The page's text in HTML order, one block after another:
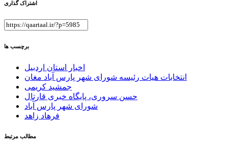
اشتراک گذاری
برچسب ها
اخبار استان اردبیل
انتخابات هیات رئیسه شورای شهر پارس آباد مغان
جمشید کریمی
حسن سروری، پایگاه خبری قارتال
شورای شهر پارس آباد
فرهاد زاهد
مطالب مرتبط